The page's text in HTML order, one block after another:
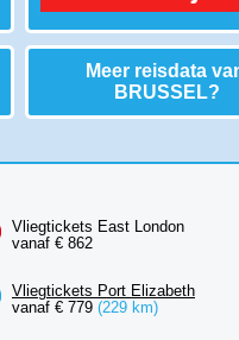
Meer reisdata
BRUSSEL?
Vliegtickets East London
vanaf € 862
Vliegtickets Port Elizabeth
vanaf € 779 (229 km)